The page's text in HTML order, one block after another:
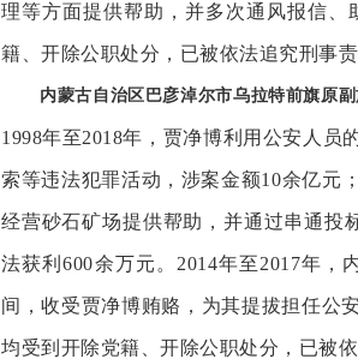
理等方面提供帮助，并多次通风报信
籍、开除公职处分，已被依法追究刑事
内蒙古自治区巴彦淖尔市乌拉特前旗原
1998年至2018年，贾净博利用公安人
索等违法犯罪活动，涉案金额10余亿元
经营砂石矿场提供帮助，并通过串通投
法获利600余万元。2014年至2017年
间，收受贾净博贿赂，为其提拔担任公
均受到开除党籍、开除公职处分，已被